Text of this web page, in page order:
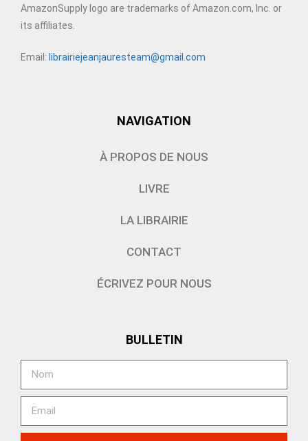
AmazonSupply logo are trademarks of Amazon.com, Inc. or
its affiliates.
Email: librairiejeanjauresteam@gmail.com
NAVIGATION
À PROPOS DE NOUS
LIVRE
LA LIBRAIRIE
CONTACT
ÉCRIVEZ POUR NOUS
BULLETIN